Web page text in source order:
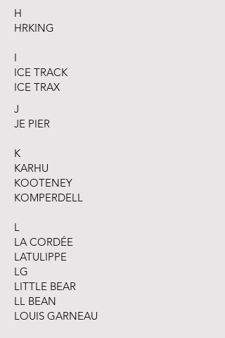
H
HRKING
I
ICE TRACK
ICE TRAX
J
JE PIER
K
KARHU
KOOTENEY
KOMPERDELL
L
LA CORDÉE
LATULIPPE
LG
LITTLE BEAR
LL BEAN
LOUIS GARNEAU